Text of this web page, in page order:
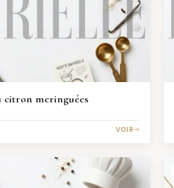
citron meringuées
VOIR